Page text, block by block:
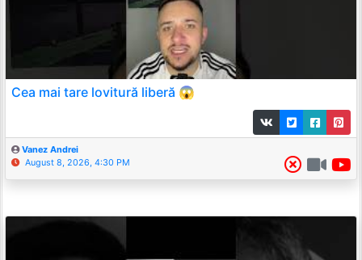
Cea mai tare lovitură liberă 😱
Vanez Andrei
August 8, 2026, 4:30 PM